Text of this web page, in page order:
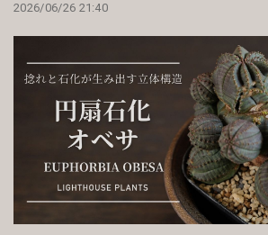
2026/06/26 21:40